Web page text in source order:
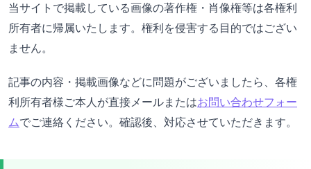
当サイトで掲載している画像の著作権・肖像権等は各権利
所有者に帰属いたします。権利を侵害する目的ではござい
ません。
記事の内容・掲載画像などに問題がございましたら、各権
利所有者様ご本人が直接メールまたはお問い合わせフォー
ムでご連絡ください。確認後、対応させていただきます。